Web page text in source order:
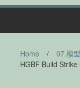
Home / 07.模
HGBF Build